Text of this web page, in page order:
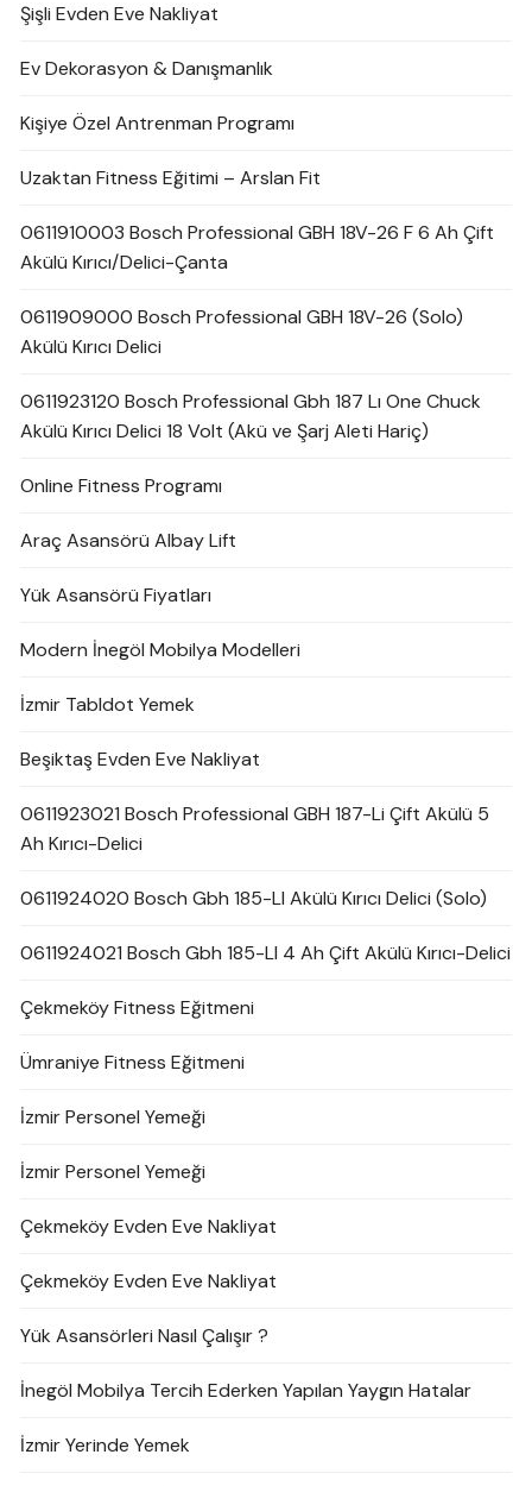
Şişli Evden Eve Nakliyat
Ev Dekorasyon & Danışmanlık
Kişiye Özel Antrenman Programı
Uzaktan Fitness Eğitimi – Arslan Fit
0611910003 Bosch Professional GBH 18V-26 F 6 Ah Çift
Akülü Kırıcı/Delici-Çanta
0611909000 Bosch Professional GBH 18V-26 (Solo)
Akülü Kırıcı Delici
0611923120 Bosch Professional Gbh 187 Lı One Chuck
Akülü Kırıcı Delici 18 Volt (Akü ve Şarj Aleti Hariç)
Online Fitness Programı
Araç Asansörü Albay Lift
Yük Asansörü Fiyatları
Modern İnegöl Mobilya Modelleri
İzmir Tabldot Yemek
Beşiktaş Evden Eve Nakliyat
0611923021 Bosch Professional GBH 187-Li Çift Akülü 5
Ah Kırıcı-Delici
0611924020 Bosch Gbh 185-LI Akülü Kırıcı Delici (Solo)
0611924021 Bosch Gbh 185-LI 4 Ah Çift Akülü Kırıcı-Delici
Çekmeköy Fitness Eğitmeni
Ümraniye Fitness Eğitmeni
İzmir Personel Yemeği
İzmir Personel Yemeği
Çekmeköy Evden Eve Nakliyat
Çekmeköy Evden Eve Nakliyat
Yük Asansörleri Nasıl Çalışır ?
İnegöl Mobilya Tercih Ederken Yapılan Yaygın Hatalar
İzmir Yerinde Yemek